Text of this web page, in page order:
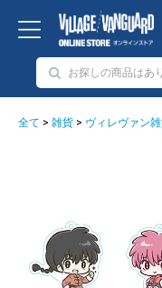
全て > 雑貨 > ヴィレヴァン